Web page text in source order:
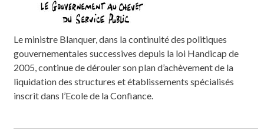
Le ministre Blanquer, dans la continuité des politiques
gouvernementales successives depuis la loi Handicap de
2005, continue de dérouler son plan d’achèvement de la
liquidation des structures et établissements spécialisés
inscrit dans l’Ecole de la Confiance.